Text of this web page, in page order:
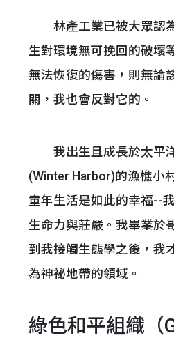
林產工業已被大眾認為
生對環境無可挽回的破壞
無法恢復的傷害，則無論
關，我也會反對它的。
我出生且成長於太平洋
(Winter Harbor)的漁樵小
童年生活是如此的幸福--
生命力與莊嚴。我畢業於
到我接觸生態學之後，我
為神祕地帶的領域。
綠色和平組織（